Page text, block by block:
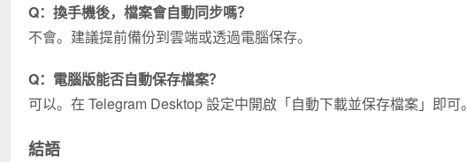
Q：換手機後，檔案會自動同步嗎？
不會。建議提前備份到雲端或透過電腦保存。
Q：電腦版能否自動保存檔案？
可以。在 Telegram Desktop 設定中開啟「自動下載並保存檔案」即可。
結語